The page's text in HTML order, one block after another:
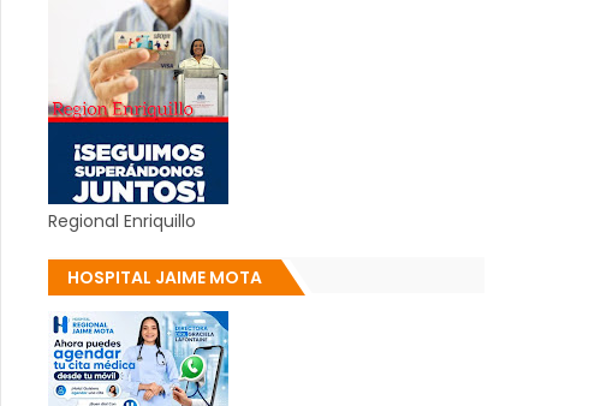
Regional Enriquillo
HOSPITAL JAIME MOTA